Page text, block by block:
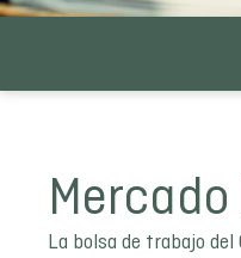
La bolsa de trabajo